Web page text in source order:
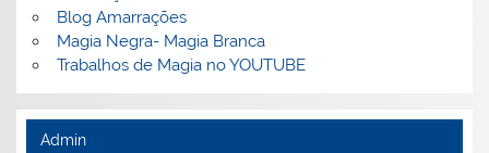
Blog Amarrações
Magia Negra- Magia Branca
Trabalhos de Magia no YOUTUBE
Admin